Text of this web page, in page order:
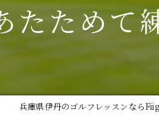
ためて
兵庫県伊丹のゴルフレッスンなら